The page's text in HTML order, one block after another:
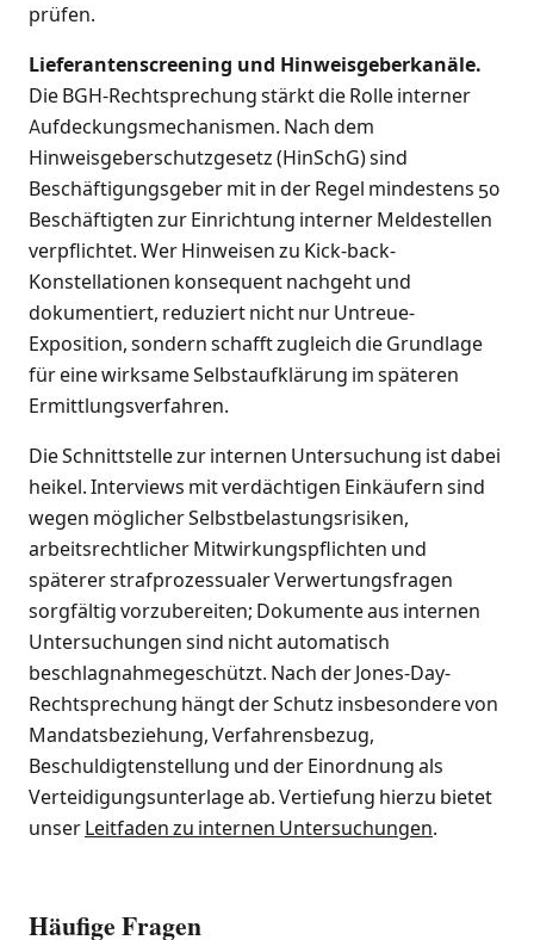
prüfen.
Lieferantenscreening und Hinweisgeberkanäle.
Die BGH-Rechtsprechung stärkt die Rolle interner
Aufdeckungsmechanismen. Nach dem
Hinweisgeberschutzgesetz (HinSchG) sind
Beschäftigungsgeber mit in der Regel mindestens 50
Beschäftigten zur Einrichtung interner Meldestellen
verpflichtet. Wer Hinweisen zu Kick-back-
Konstellationen konsequent nachgeht und
dokumentiert, reduziert nicht nur Untreue-
Exposition, sondern schafft zugleich die Grundlage
für eine wirksame Selbstaufklärung im späteren
Ermittlungsverfahren.
Die Schnittstelle zur internen Untersuchung ist dabei
heikel. Interviews mit verdächtigen Einkäufern sind
wegen möglicher Selbstbelastungsrisiken,
arbeitsrechtlicher Mitwirkungspflichten und
späterer strafprozessualer Verwertungsfragen
sorgfältig vorzubereiten; Dokumente aus internen
Untersuchungen sind nicht automatisch
beschlagnahmegeschützt. Nach der Jones-Day-
Rechtsprechung hängt der Schutz insbesondere von
Mandatsbeziehung, Verfahrensbezug,
Beschuldigtenstellung und der Einordnung als
Verteidigungsunterlage ab. Vertiefung hierzu bietet
unserLeitfaden zu internen Untersuchungen.
Häufige Fragen